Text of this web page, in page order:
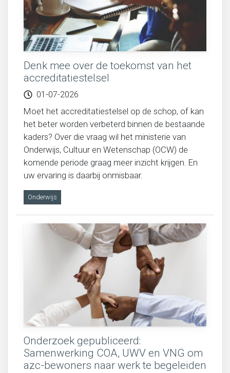
Denk mee over de toekomst van het
accreditatiestelsel
01-07-2026
Moet het accreditatiestelsel op de schop, of kan
het beter worden verbeterd binnen de bestaande
kaders? Over die vraag wil het ministerie van
Onderwijs, Cultuur en Wetenschap (OCW) de
komende periode graag meer inzicht krijgen. En
uw ervaring is daarbij onmisbaar.
Onderwijs
Onderzoek gepubliceerd:
Samenwerking COA, UWV en VNG om
azc-bewoners naar werk te begeleiden